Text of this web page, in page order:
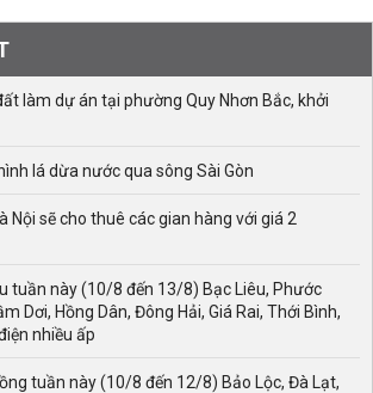
làm dự án tại phường Quy Nhơn Bắc, khởi
lá dừa nước qua sông Sài Gòn
Nội sẽ cho thuê các gian hàng với giá 2
tuần này (10/8 đến 13/8) Bạc Liêu, Phước
Dơi, Hồng Dân, Đông Hải, Giá Rai, Thới Bình,
nhiều ấp
tuần này (10/8 đến 12/8) Bảo Lộc, Đà Lạt,